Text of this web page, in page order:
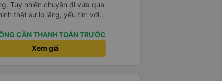
Tuy nhiên chuyến đi vừa qua
thật sự lo lắng, yếu tim với
xúi quẩy mà chuyến đi khứ hồi
mà cứ bóp kèn vượt mặt xe
còn điện thoại,gửi tin nhắn
mọi người cũng tới nói an
CẦN THANH TOÁN TRƯỚC
Xem giá